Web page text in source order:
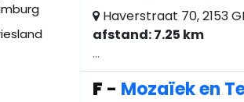
Haverstraat 70, 2153
afstand: 7.25 km
...
F - Mozaïek en